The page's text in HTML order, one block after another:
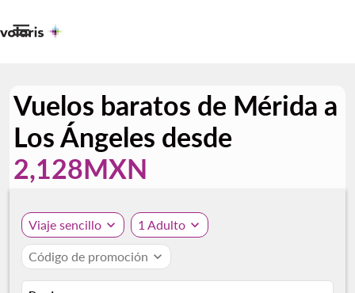

Vuelos baratos de Mérida a
Los Ángeles desde
2,128MXN
Viaje sencillo expand_more 1 Adulto expand_more
Código de promoción expand_more